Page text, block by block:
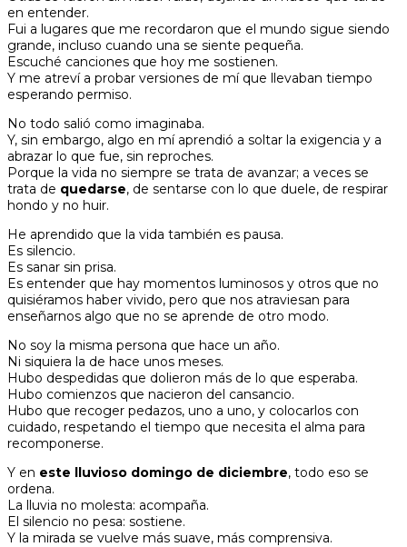
en entender.
Fui a lugares que me recordaron que el mundo sigue siendo
grande, incluso cuando una se siente pequeña.
Escuché canciones que hoy me sostienen.
Y me atreví a probar versiones de mí que llevaban tiempo
esperando permiso.
No todo salió como imaginaba.
Y, sin embargo, algo en mí aprendió a soltar la exigencia y a
abrazar lo que fue, sin reproches.
Porque la vida no siempre se trata de avanzar; a veces se
trata de quedarse, de sentarse con lo que duele, de respirar
hondo y no huir.
He aprendido que la vida también es pausa.
Es silencio.
Es sanar sin prisa.
Es entender que hay momentos luminosos y otros que no
quisiéramos haber vivido, pero que nos atraviesan para
enseñarnos algo que no se aprende de otro modo.
No soy la misma persona que hace un año.
Ni siquiera la de hace unos meses.
Hubo despedidas que dolieron más de lo que esperaba.
Hubo comienzos que nacieron del cansancio.
Hubo que recoger pedazos, uno a uno, y colocarlos con
cuidado, respetando el tiempo que necesita el alma para
recomponerse.
Y en este lluvioso domingo de diciembre, todo eso se
ordena.
La lluvia no molesta: acompaña.
El silencio no pesa: sostiene.
Y la mirada se vuelve más suave, más comprensiva.